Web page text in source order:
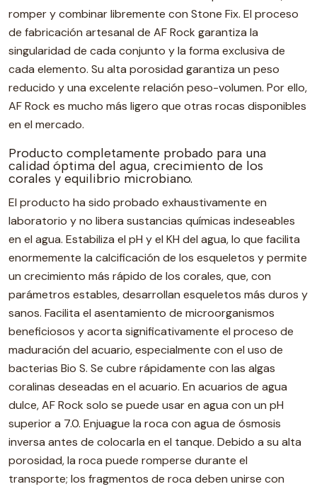
romper y combinar libremente con Stone Fix. El proceso
de fabricación artesanal de AF Rock garantiza la
singularidad de cada conjunto y la forma exclusiva de
cada elemento. Su alta porosidad garantiza un peso
reducido y una excelente relación peso-volumen. Por ello,
AF Rock es mucho más ligero que otras rocas disponibles
en el mercado.
Producto completamente probado para una
calidad óptima del agua, crecimiento de los
corales y equilibrio microbiano.
El producto ha sido probado exhaustivamente en
laboratorio y no libera sustancias químicas indeseables
en el agua. Estabiliza el pH y el KH del agua, lo que facilita
enormemente la calcificación de los esqueletos y permite
un crecimiento más rápido de los corales, que, con
parámetros estables, desarrollan esqueletos más duros y
sanos. Facilita el asentamiento de microorganismos
beneficiosos y acorta significativamente el proceso de
maduración del acuario, especialmente con el uso de
bacterias Bio S. Se cubre rápidamente con las algas
coralinas deseadas en el acuario. En acuarios de agua
dulce, AF Rock solo se puede usar en agua con un pH
superior a 7.0. Enjuague la roca con agua de ósmosis
inversa antes de colocarla en el tanque. Debido a su alta
porosidad, la roca puede romperse durante el
transporte; los fragmentos de roca deben unirse con